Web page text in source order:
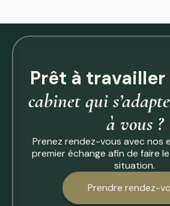
Prêt à travailler
cabinet qui
à vous ?
Prenez rendez-vous avec nos
premier échange afin de faire
situation.
Prendre rendez-